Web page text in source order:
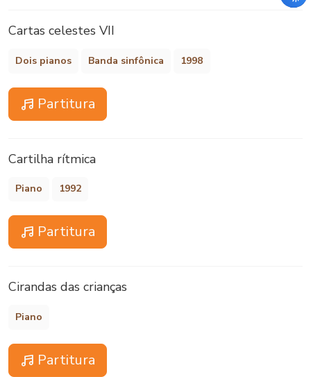
Cartas celestes VII
Dois pianos Banda sinfônica 1998
Partitura
Cartilha rítmica
Piano 1992
Partitura
Cirandas das crianças
Piano
Partitura